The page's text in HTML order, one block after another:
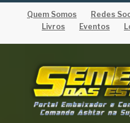
Quem Somos Redes
Livros
Eventos